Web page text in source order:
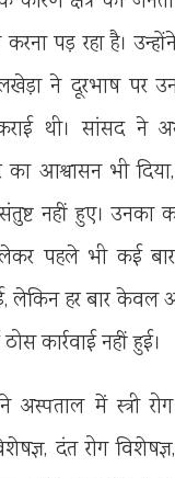
पड़ रहा है।
ने दूरभाष पर
थी। सांसद ने
आश्वासन भी दिया,
नहीं हुए। उनका
पहले भी कई
लेकिन हर बार केवल
कार्रवाई नहीं हुई।
अस्पताल में स्त्री
दंत रोग